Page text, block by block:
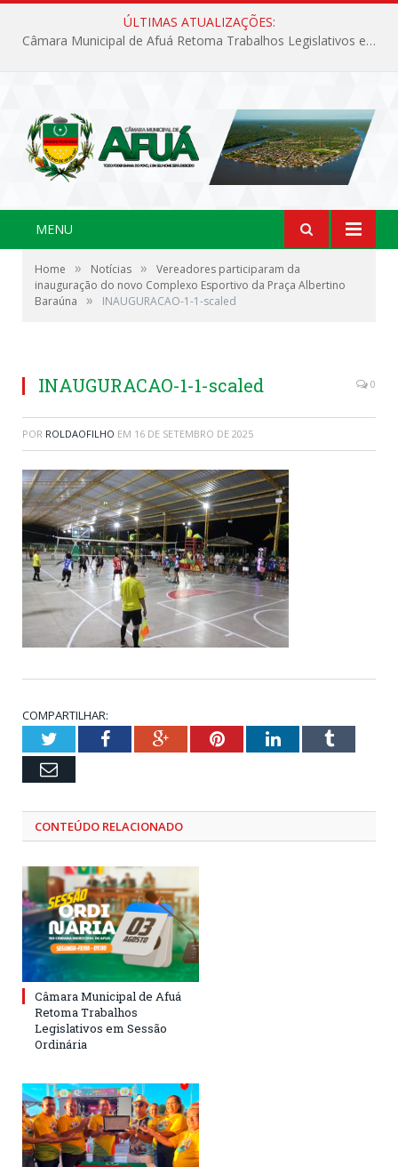
ÚLTIMAS ATUALIZAÇÕES:
Câmara Municipal de Afuá Retoma Trabalhos Legislativos em Sessão Ordinária
MENU
Home » Notícias »
Vereadores participaram da
inauguração do novo Complexo Esportivo da Praça Albertino
Baraúna
» INAUGURACAO-1-1-scaled
INAUGURACAO-1-1-scaled 0
POR ROLDAOFILHO EM 16 DE SETEMBRO DE 2025
COMPARTILHAR:
TwitterFacebookGoogle+PinterestLinkedInTumblr
Email
CONTEÚDO RELACIONADO
Câmara Municipal de Afuá
Retoma Trabalhos
Legislativos em Sessão
Ordinária